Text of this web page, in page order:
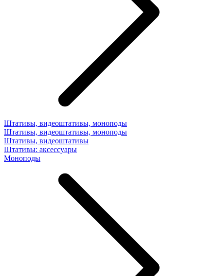
Штативы, видеоштативы, моноподы
Штативы, видеоштативы, моноподы
Штативы, видеоштативы
Штативы: аксессуары
Моноподы